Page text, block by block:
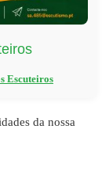
Escuteiros
da nossa